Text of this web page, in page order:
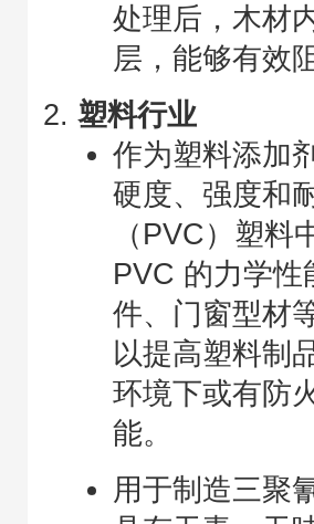
处理后，木材
层，能够有效
塑料行业
作为塑料添加
硬度、强度和
（PVC）塑
PVC 的力学
件、门窗型材
以提高塑料制
环境下或有防
能。
用于制造三聚